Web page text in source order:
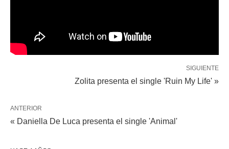
SIGUIENTE
Zolita presenta el single 'Ruin My Life' »
ANTERIOR
« Daniella De Luca presenta el single 'Animal'